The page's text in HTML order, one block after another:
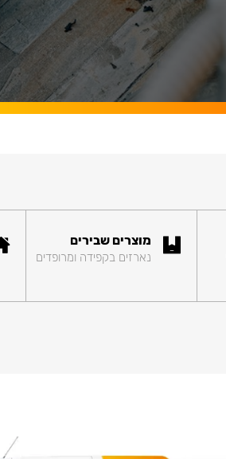
מוצרים שבירים
נארזים בקפידה ומרופדים